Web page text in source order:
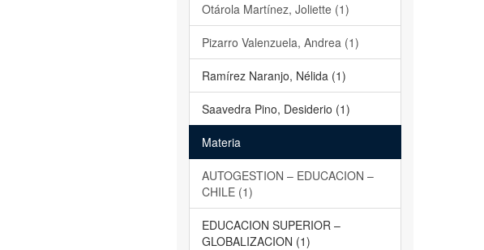
Otárola Martínez, Joliette (1)
Pizarro Valenzuela, Andrea (1)
Ramírez Naranjo, Nélida (1)
Saavedra Pino, Desiderio (1)
Materia
AUTOGESTION – EDUCACION –
CHILE (1)
EDUCACION SUPERIOR –
GLOBALIZACION (1)